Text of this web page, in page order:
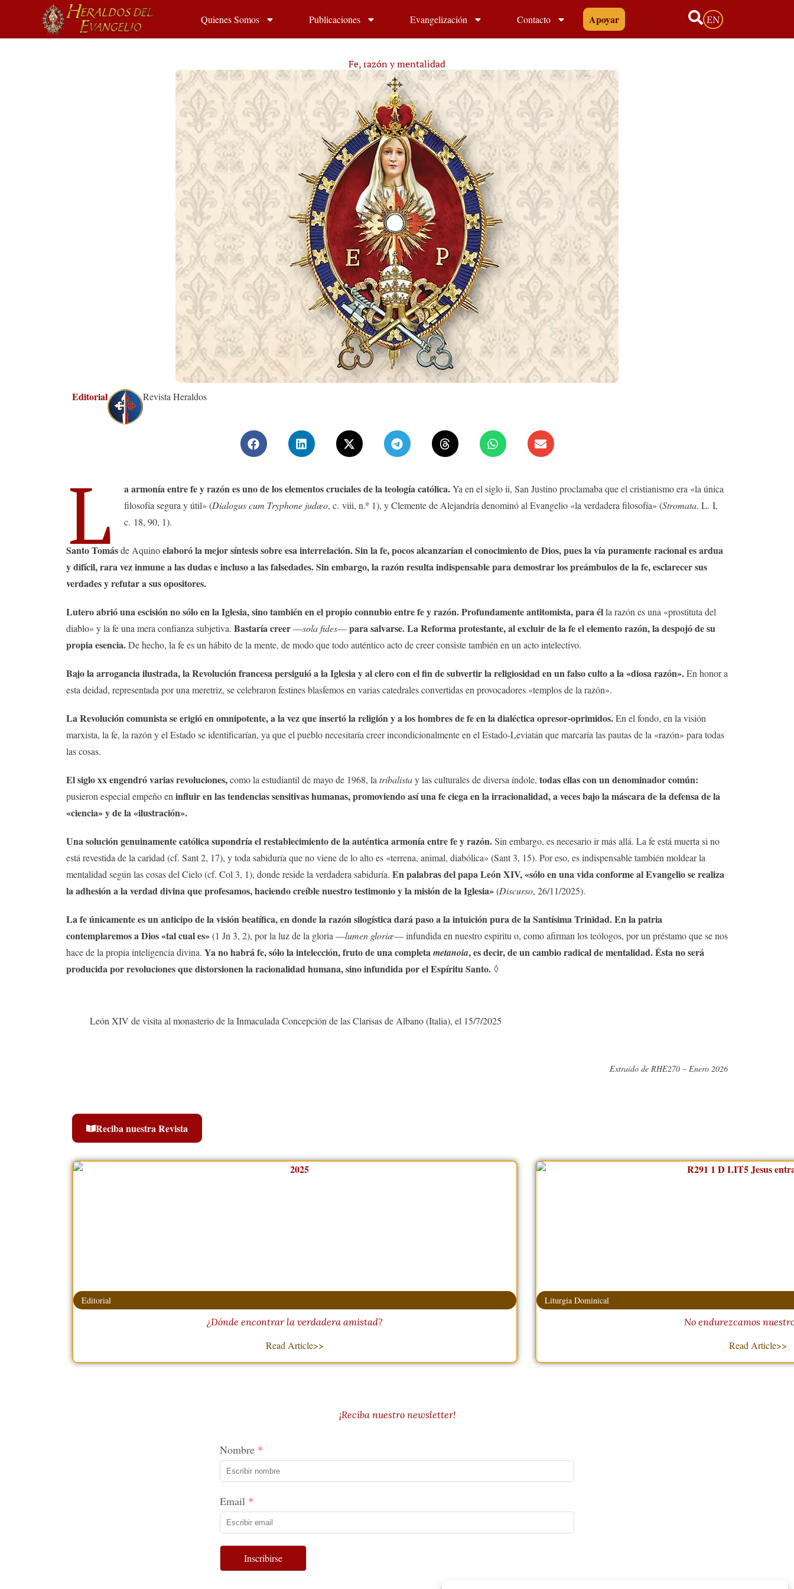
Quienes Somos Publicaciones Evangelización Contacto Apoyar EN
Fe, razón y mentalidad
Editorial Revista Heraldos
L a armonía entre fe y razón es uno de los elementos cruciales de la teología católica.Ya en el siglo ii, San Justino proclamaba que el cristianismo era «la única
filosofía segura y útil» (Dialogus cum Tryphone judæo, c. viii, n.º 1), y Clemente de Alejandría denominó al Evangelio «la verdadera filosofía» (Stromata. L. I,
c. 18, 90, 1).
Santo Tomásde Aquinoelaboró la mejor síntesis sobre esa interrelación. Sin la fe, pocos alcanzarían el conocimiento de Dios, pues la vía puramente racional es ardua
y difícil, rara vez inmune a las dudas e incluso a las falsedades. Sin embargo, la razón resulta indispensable para demostrar los preámbulos de la fe, esclarecer sus
verdades y refutar a sus opositores.
Lutero abrió una escisión no sólo en la Iglesia, sino también en el propio connubio entre fe y razón. Profundamente antitomista, para élla razón es una «prostituta del
diablo» y la fe una mera confianza subjetiva. Bastaría creer—sola fides—para salvarse. La Reforma protestante, al excluir de la fe el elemento razón, la despojó de su
propia esencia.De hecho, la fe es un hábito de la mente, de modo que todo auténtico acto de creer consiste también en un acto intelectivo.
Bajo la arrogancia ilustrada, la Revolución francesa persiguió a la Iglesia y al clero con el fin de subvertir la religiosidad en un falso culto a la «diosa razón».En honor a
esta deidad, representada por una meretriz, se celebraron festines blasfemos en varias catedrales convertidas en provocadores «templos de la razón».
La Revolución comunista se erigió en omnipotente, a la vez que insertó la religión y a los hombres de fe en la dialéctica opresor-oprimidos.En el fondo, en la visión
marxista, la fe, la razón y el Estado se identificarían, ya que el pueblo necesitaría creer incondicionalmente en el Estado-Leviatán que marcaría las pautas de la «razón» para todas
las cosas.
El siglo xx engendró varias revoluciones,como la estudiantil de mayo de 1968, la tribalistay las culturales de diversa índole, todas ellas con un denominador común:
pusieron especial empeño en influir en las tendencias sensitivas humanas, promoviendo así una fe ciega en la irracionalidad, a veces bajo la máscara de la defensa de la
«ciencia» y de la «ilustración».
Una solución genuinamente católica supondría el restablecimiento de la auténtica armonía entre fe y razón.Sin embargo, es necesario ir más allá. La fe está muerta si no
está revestida de la caridad (cf. Sant 2, 17), y toda sabiduría que no viene de lo alto es «terrena, animal, diabólica» (Sant 3, 15). Por eso, es indispensable también moldear la
mentalidad según las cosas del Cielo (cf. Col 3, 1), donde reside la verdadera sabiduría. En palabras del papa León XIV, «sólo en una vida conforme al Evangelio se realiza
la adhesión a la verdad divina que profesamos, haciendo creíble nuestro testimonio y la misión de la Iglesia»(Discurso, 26/11/2025).
La fe únicamente es un anticipo de la visión beatífica, en donde la razón silogística dará paso a la intuición pura de la Santísima Trinidad. En la patria
contemplaremos a Dios «tal cual es»(1 Jn 3, 2), por la luz de la gloria —lumen gloriæ— infundida en nuestro espíritu o, como afirman los teólogos, por un préstamo que se nos
hace de la propia inteligencia divina. Ya no habrá fe, sólo la intelección, fruto de una completametanoia, es decir, de un cambio radical de mentalidad. Ésta no será
producida por revoluciones que distorsionen la racionalidad humana, sino infundida por el Espíritu Santo. ◊
León XIV de visita al monasterio de la Inmaculada Concepción de las Clarisas de Albano (Italia), el 15/7/2025
Extraído de RHE270 – Enero 2026
Reciba nuestra Revista
Editorial
¿Dónde encontrar la verdadera amistad?
Read Article>>
Liturgia Dominical
No endurezcamos
Read Article>>
¡Reciba nuestro newsletter!
Nombre
Email
Inscribirse